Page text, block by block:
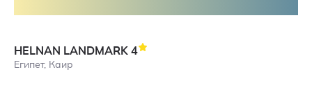
HELNAN LANDMARK 4
Египет, Каир